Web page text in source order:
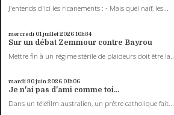
J'entends d'ici les ricanements : - Mais quel naïf, les...
mercredi 01 juillet 202616h34
Sur un débat Zemmour contre Bayrou
Mettre fin à un régime stérile de plaideurs doit être la...
mardi 30juin 2026 01h06
Je n'ai pas d'ami comme toi...
Dans un téléfilm australien, un prêtre catholique fait...